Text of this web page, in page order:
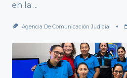
en la ...
Agencia De Comunicación Judicial